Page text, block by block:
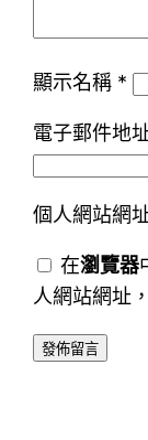
顯示名稱 *
電子郵件地
個人網站網
在瀏覽器
人網站網址